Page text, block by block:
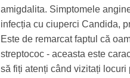
amigdalita. Simptomele
infecția cu ciuperci Candida,
Este de remarcat faptul că
streptococ - aceasta este
să fiți atenți când vizitați